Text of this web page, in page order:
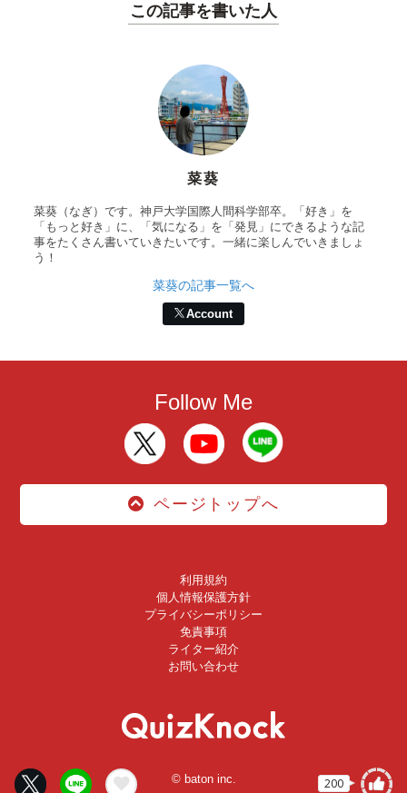
200
この記事を書いた人
菜葵
菜葵（なぎ）です。神戸大学国際人間科学部卒。「好き」を
「もっと好き」に、「気になる」を「発見」にできるような記
事をたくさん書いていきたいです。一緒に楽しんでいきましょ
う！
菜葵の記事一覧へ
Account
Follow Me
ページトップへ
利用規約
個人情報保護方針
プライバシーポリシー
免責事項
ライター紹介
お問い合わせ
© baton inc.